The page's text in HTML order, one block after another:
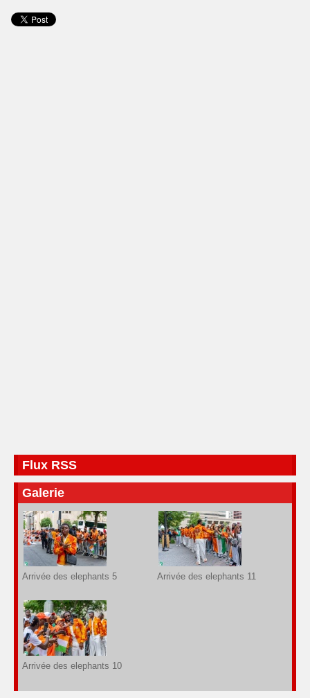
Flux RSS
Galerie
Arrivée des elephants 5 Arrivée des elephants 11
Arrivée des elephants 10